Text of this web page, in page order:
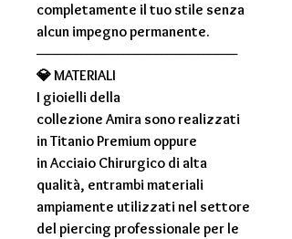
completamente il tuo stile senza
alcun impegno permanente.
────────────────────
💎MATERIALI
I gioielli della
collezione Amira sono realizzati
inTitanio Premium oppure
inAcciaio Chirurgico di alta
qualità, entrambi materiali
ampiamente utilizzati nel settore
del piercing professionale per le